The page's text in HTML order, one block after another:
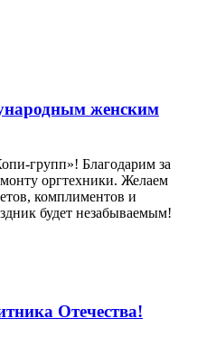
женским
Благодарим за
оргтехники. Желаем
комплиментов и
будет незабываемым!
Отечества!